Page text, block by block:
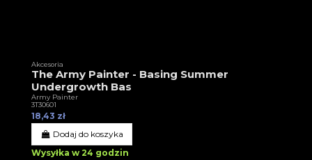
Akcesoria
The Army Painter - Basing Summer
Undergrowth Bas
Army Painter
3T30601
18,43 zł
Dodaj do koszyka
Wysyłka w 24 godzin